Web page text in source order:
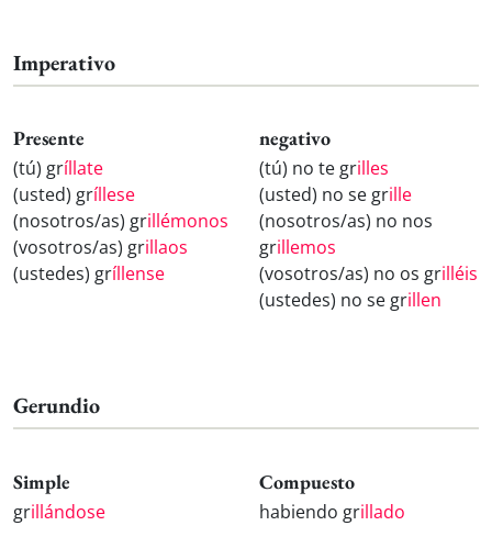
Imperativo
Presente
(tú) gríllate
(usted) gríllese
(nosotros/as) grillémonos
(vosotros/as) grillaos
(ustedes) gríllense
negativo
(tú) no te grilles
(usted) no se grille
(nosotros/as) no nos
grillemos
(vosotros/as) no os grilléis
(ustedes) no se grillen
Gerundio
Simple
grillándose
Compuesto
habiendo grillado